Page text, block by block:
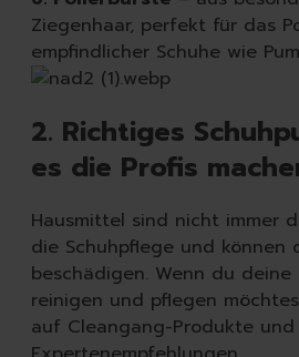
Ziegenhaar, perfekt für das
empfindlicher Schuhe wie
2. Richtiges
es die Profis
Hausmittel sind nicht immer
die Schuhpflege und können
beschädigen. Wenn du
reinigen und pflegen
auf Cleangang-Produkte und